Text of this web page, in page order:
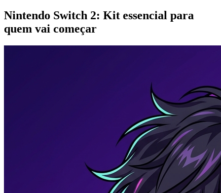
Nintendo Switch 2: Kit essencial para
quem vai começar